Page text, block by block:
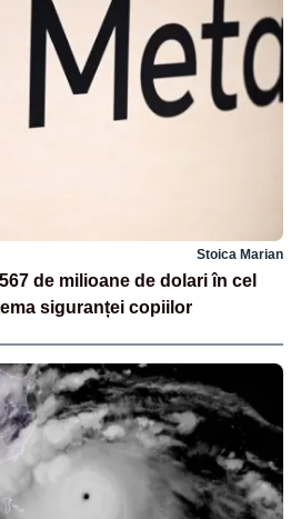
Stoica Marian
de milioane de dolari în cel
siguranței copiilor